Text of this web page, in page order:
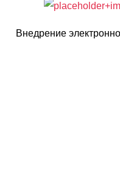
Внедрение